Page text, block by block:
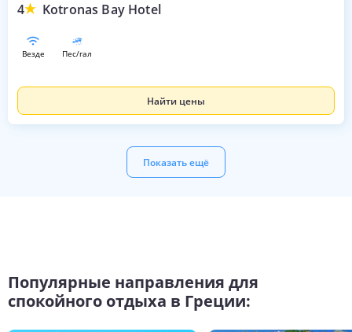
4 Kotronas Bay Hotel
везде пес/гал
Найти цены
Показать ещё
Популярные направления для
спокойного отдыха в Греции: